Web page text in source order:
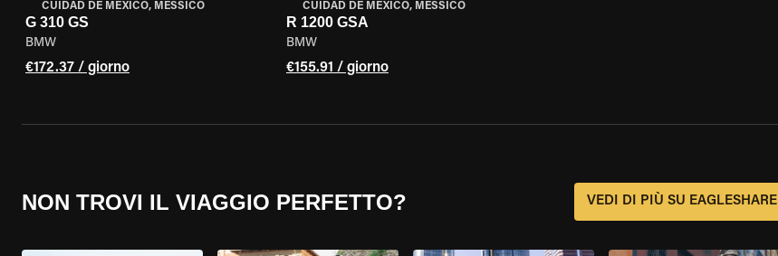
CUIDAD DE MEXICO, MESSICO
G 310 GS
BMW
€172.37 / giorno
CUIDAD DE MEXICO, MESSICO
R 1200 GSA
BMW
€155.91 / giorno
NON TROVI IL VIAGGIO PERFETTO? VEDI DI PIÙ SU EAGLESHARE